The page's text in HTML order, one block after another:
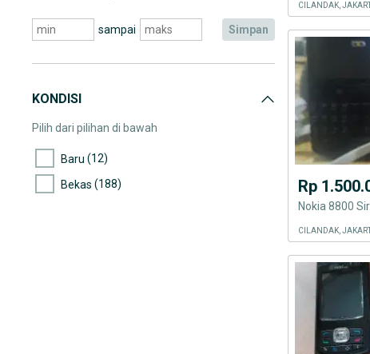
sampai simpan
KONDISI
Pilih dari pilihan di bawah
Baru (12)
Bekas (188)
CILANDAK,
Rp
Nokia 8800
CILANDAK,